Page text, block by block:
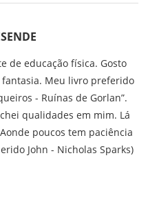
de educação física. Gosto
fantasia. Meu livro preferido
- Ruínas de Gorlan”.
qualidades em mim. Lá
poucos tem paciência
John - Nicholas Sparks)